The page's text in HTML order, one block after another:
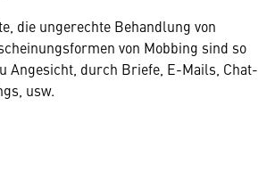
die ungerechte Behandlung von
von Mobbing sind so
Angesicht, durch Briefe, E-Mails, Chat-
usw.